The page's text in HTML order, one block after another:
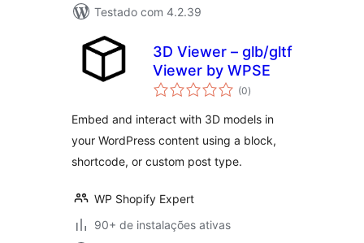
Testado com 4.2.39
3D Viewer – glb/gltf
Viewer by WPSE
(0total
de
)
Embed and interact with 3D models in
your WordPress content using a block,
shortcode, or custom post type.
WP Shopify Expert
90+ de instalações ativas